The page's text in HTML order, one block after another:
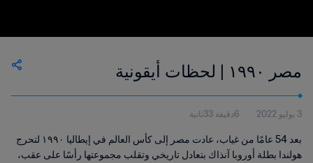
مصر ١٩٩٠ | لحظات أيقونية
3 يوليو 2022 6دقيقة 33ثانية
بعد 54 عامًا من غياب، عادت مصر إلى كأس العالم في إيطاليا ١٩٩٠ لتحرج
هولندا بطلة أوروبا آنذاك بتعادل تاريخي وتقلب مجموعتها رأسًا على عقب،